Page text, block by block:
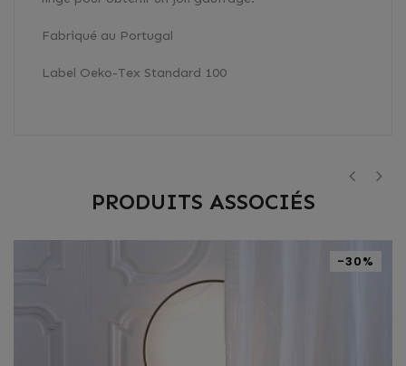
Fabriqué au Portugal
Label Oeko-Tex Standard 100
PRODUITS ASSOCIÉS
-30%